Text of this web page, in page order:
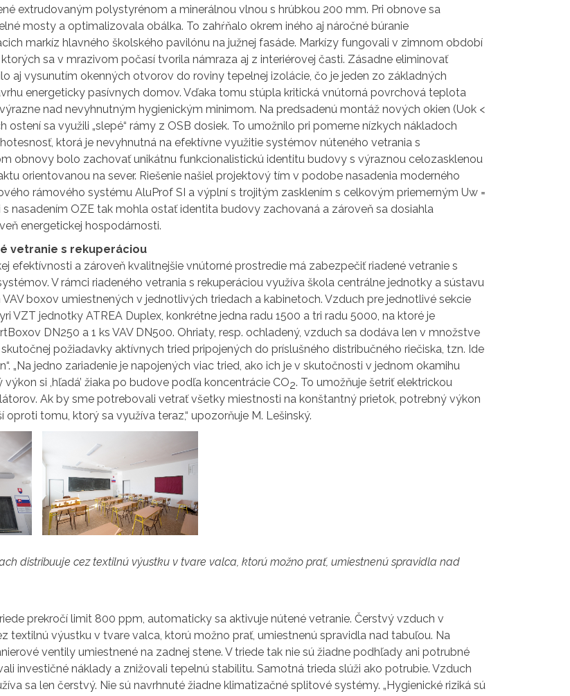
extrudovaným polystyrénom a minerálnou vlnou s hrúbkou 200 mm. Pri obnove sa
mosty a optimalizovala obálka. To zahŕňalo okrem iného aj náročné búranie
markíz hlavného školského pavilónu na južnej fasáde. Markízy fungovali v zimnom období
ktorých sa v mrazivom počasí tvorila námraza aj z interiérovej časti. Zásadne eliminovať
aj vysunutím okenných otvorov do roviny tepelnej izolácie, čo je jeden zo základných
energeticky pasívnych domov. Vďaka tomu stúpla kritická vnútorná povrchová teplota
výrazne nad nevyhnutným hygienickým minimom. Na predsadenú montáž nových okien (Uok <
ostení sa využili „slepé“ rámy z OSB dosiek. To umožnilo pri pomerne nízkych nákladoch
ktorá je nevyhnutná na efektívne využitie systémov núteného vetrania s
obnovy bolo zachovať unikátnu funkcionalistickú identitu budovy s výraznou celozasklenou
orientovanou na sever. Riešenie našiel projektový tím v podobe nasadenia moderného
rámového systému AluProf SI a výplní s trojitým zasklením s celkovým priemerným Uw =
s nasadením OZE tak mohla ostať identita budovy zachovaná a zároveň sa dosiahla
energetickej hospodárnosti.
vetranie s rekuperáciou
efektívnosti a zároveň kvalitnejšie vnútorné prostredie má zabezpečiť riadené vetranie s
V rámci riadeného vetrania s rekuperáciou využíva škola centrálne jednotky a sústavu
boxov umiestnených v jednotlivých triedach a kabinetoch. Vzduch pre jednotlivé sekcie
VZT jednotky ATREA Duplex, konkrétne jedna radu 1500 a tri radu 5000, na ktoré je
DN250 a 1 ks VAV DN500. Ohriaty, resp. ochladený, vzduch sa dodáva len v množstve
požiadavky aktívnych tried pripojených do príslušného distribučného riečiska, tzn. Ide
„Na jedno zariadenie je napojených viac tried, ako ich je v skutočnosti v jednom okamihu
si ,hľadá’ žiaka po budove podľa koncentrácie CO2. To umožňuje šetriť elektrickou
Ak by sme potrebovali vetrať všetky miestnosti na konštantný prietok, potrebný výkon
oproti tomu, ktorý sa využíva teraz,“ upozorňuje M. Lešinský.
distribuuje cez textilnú výustku v tvare valca, ktorú možno prať, umiestnenú spravidla nad
prekročí limit 800 ppm, automaticky sa aktivuje nútené vetranie. Čerstvý vzduch v
textilnú výustku v tvare valca, ktorú možno prať, umiestnenú spravidla nad tabuľou. Na
ventily umiestnené na zadnej stene. V triede tak nie sú žiadne podhľady ani potrubné
investičné náklady a znižovali tepelnú stabilitu. Samotná trieda slúži ako potrubie. Vzduch
sa len čerstvý. Nie sú navrhnuté žiadne klimatizačné splitové systémy. „Hygienické riziká sú